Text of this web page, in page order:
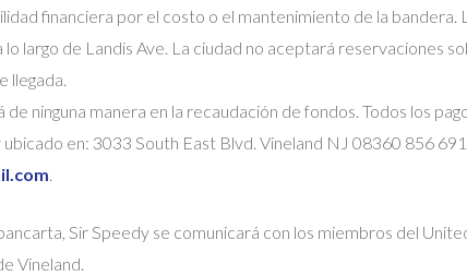
financiera por el costo o el mantenimiento de la bandera.
largo de Landis Ave. La ciudad no aceptará reservaciones
llegada.
ninguna manera en la recaudación de fondos. Todos los
en: 3033 South East Blvd. Vineland NJ 08360 856
Sir Speedy se comunicará con los miembros del
Vineland.